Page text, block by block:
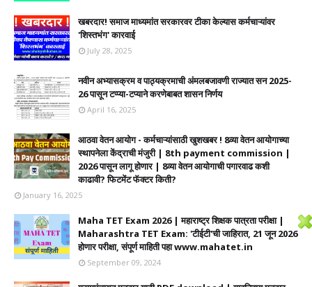
खबरदार! समाज माध्यमांत सरकारवर टीका केल्यास कर्मचाऱ्यांवर
'शिस्तभंग' कारवाई
July 28, 2025
नवीन अभ्यासक्रम व पाठ्यक्रमाची अंमलबजावणी राज्यात सन 2025-
26 पासून टप्प्या-टप्याने करणेबाबत शासन निर्णय
April 16, 2025
आठवा वेतन आयोग - कर्मचाऱ्यांसाठी खुशखबर ! 8व्या वेतन आयोगाच्या
स्थापनेला केंद्राची मंजुरी | 8th payment commission |
2026 पासून लागू होणार | 8व्या वेतन आयोगाची पगारवाढ कशी
काढावी? फिटमेंट फॅक्टर किती?
January 16, 2025
Maha TET Exam 2026 | महाराष्ट्र शिक्षक पात्रता परीक्षा |
Maharashtra TET Exam: 'टीईटी'ची जाहिरात, 21 जून 2026
होणार परीक्षा, संपूर्ण माहिती पहा www.mahatet.in
September 09, 2024